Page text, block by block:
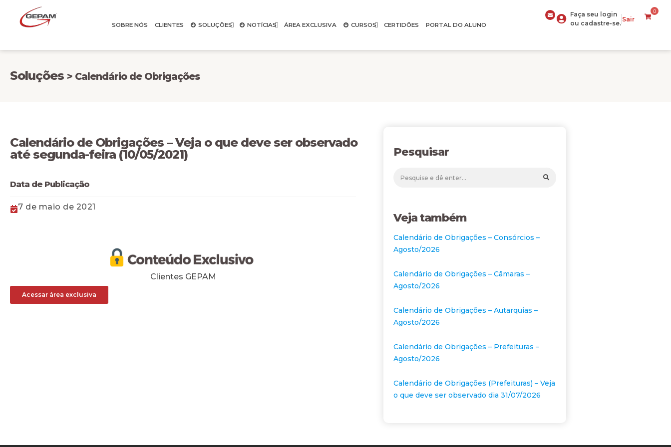
SOBRE NÓS CLIENTES SOLUÇÕES NOTÍCIAS ÁREA EXCLUSIVA CURSOS CERTIDÕES PORTAL DO ALUNO
Faça seu login
ou cadastre-se.
Sair
0
Soluções > Calendário de Obrigações
Calendário de Obrigações – Veja o que deve ser observado
até segunda-feira (10/05/2021)
Data de Publicação
7 de maio de 2021
Clientes GEPAM
Acessar área exclusiva
Pesquisar
Veja também
Calendário de Obrigações – Consórcios –
Agosto/2026
Calendário de Obrigações – Câmaras –
Agosto/2026
Calendário de Obrigações – Autarquias –
Agosto/2026
Calendário de Obrigações – Prefeituras –
Agosto/2026
Calendário de Obrigações (Prefeituras) – Veja
o que deve ser observado dia 31/07/2026